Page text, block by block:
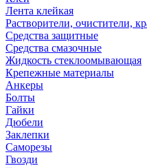
Лента клейкая
Растворители, очистители,
Средства защитные
Средства смазочные
Жидкость стеклоомывающая
Крепежные материалы
Анкеры
Болты
Гайки
Дюбели
Заклепки
Саморезы
Гвозди